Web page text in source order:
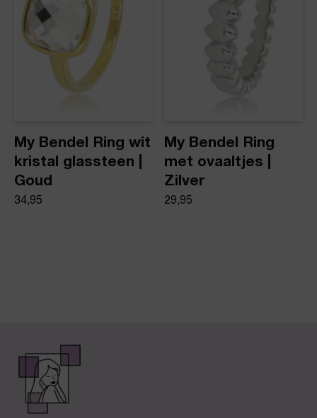
My Bendel Ring wit
kristal glassteen |
Goud
34,95
My Bendel Ring
met ovaaltjes |
Zilver
29,95